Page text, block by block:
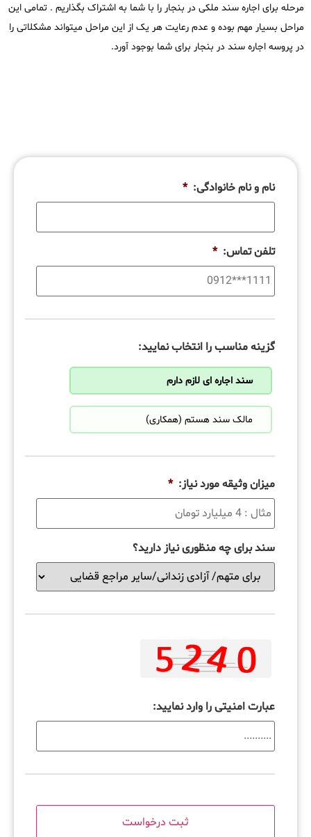
مرحله برای اجاره سند ملکی در بنجار را با شما به اشتراک بگذاریم . تمامی این
مراحل بسیار مهم بوده و عدم رعایت هر یک از این مراحل میتواند مشکلاتی را
در پروسه اجاره سند در بنجار برای شما بوجود آورد.
نام و نام خانوادگی: *
تلفن تماس: *
گزینه مناسب را انتخاب نمایید:
سند اجاره ای لازم دارم
مالک سند هستم (همکاری)
میزان وثیقه مورد نیاز: *
سند برای چه منظوری نیاز دارید؟
عبارت امنیتی را وارد نمایید: